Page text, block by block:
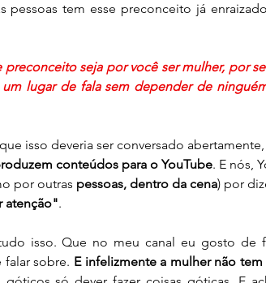
pessoas tem esse preconceito já
preconceito seja por você ser mulher, por
lugar de fala sem depender de
isso deveria ser conversado
conteúdos para o YouTube. E nós,
por outras pessoas, dentro da cena) por
atenção".
isso. Que no meu canal eu gosto de
sobre. E infelizmente a mulher não